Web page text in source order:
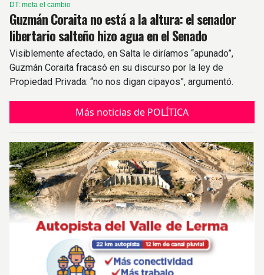
DT: meta el cambio
Guzmán Coraita no está a la altura: el senador
libertario salteño hizo agua en el Senado
Visiblemente afectado, en Salta le diríamos “apunado”,
Guzmán Coraita fracasó en su discurso por la ley de
Propiedad Privada: “no nos digan cipayos”, argumentó.
Más noticias de POLÍTICA